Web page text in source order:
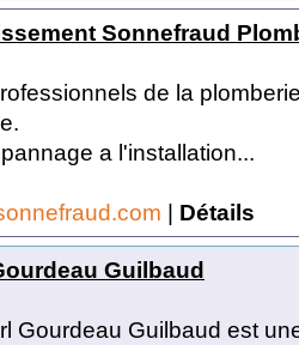
Sonnefraud
de la
a l'installation...
| Détails
Guilbaud
Gourdeau Guilbaud est